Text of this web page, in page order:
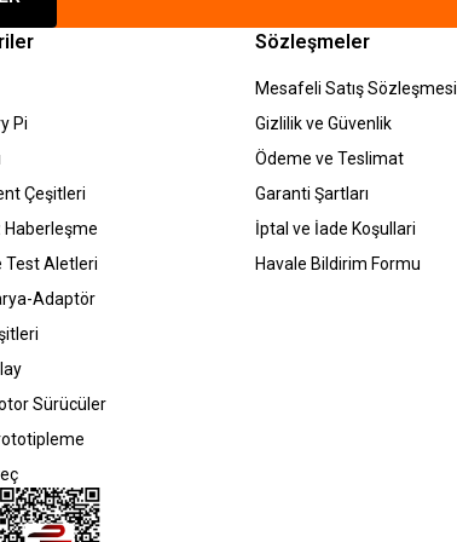
Pi
Çeşitleri
Haberleşme
Test Aletleri
Adaptör
Sürücüler
Sözleşmeler
Mesafeli Satış Sözleşmesi
Gizlilik ve Güvenlik
Ödeme ve Teslimat
Garanti Şartları
İptal ve İade Koşullari
Havale Bildirim Formu